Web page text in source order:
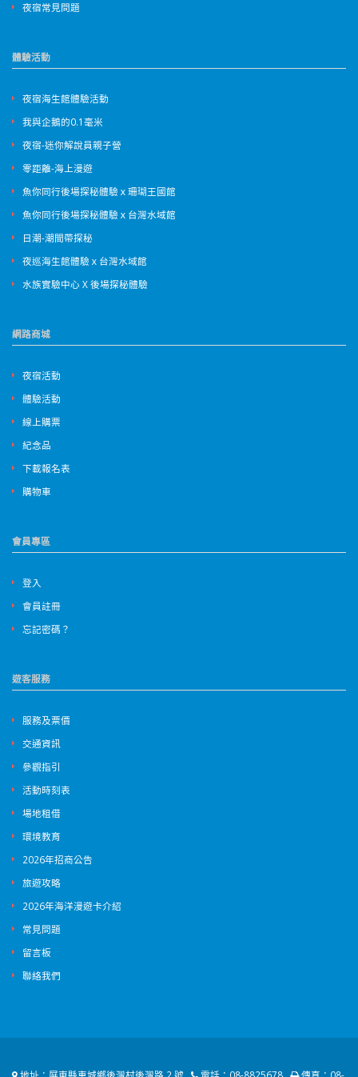
夜宿常見問題
體驗活動
夜宿海生館體驗活動
我與企鵝的0.1毫米
夜宿-迷你解說員親子營
零距離-海上漫遊
魚你同行後場探秘體驗ｘ珊瑚王國館
魚你同行後場探秘體驗ｘ台灣水域館
日潮-潮間帶探秘
夜巡海生館體驗ｘ台灣水域館
水族實驗中心 X 後場探秘體驗
網路商城
夜宿活動
體驗活動
線上購票
紀念品
下載報名表
購物車
會員專區
登入
會員註冊
忘記密碼？
遊客服務
服務及票價
交通資訊
參觀指引
活動時刻表
場地租借
環境教育
2026年招商公告
旅遊攻略
2026年海洋漫遊卡介紹
常見問題
留言板
聯絡我們